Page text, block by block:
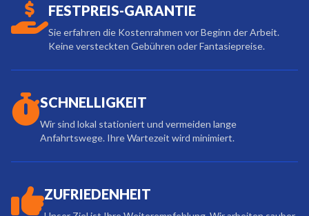
FESTPREIS-GARANTIE
Sie erfahren die Kostenrahmen vor Beginn der Arbeit.
Keine versteckten Gebühren oder Fantasiepreise.
SCHNELLIGKEIT
Wir sind lokal stationiert und vermeiden lange
Anfahrtswege. Ihre Wartezeit wird minimiert.
ZUFRIEDENHEIT